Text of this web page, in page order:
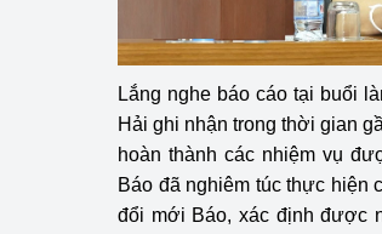
Lắng nghe báo cáo tại buổi
Hải ghi nhận trong thời gian
hoàn thành các nhiệm vụ
Báo đã nghiêm túc thực hiện
đổi mới Báo, xác định được